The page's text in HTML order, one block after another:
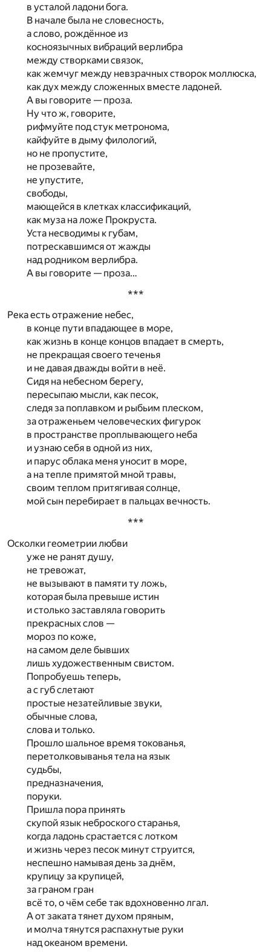
в усталой ладони бога.
В начале была не словесность,
а слово, рождённое из
косноязычных вибраций верлибра
между створками связок,
как жемчуг между невзрачных створок моллюска,
как дух между сложенных вместе ладоней.
А вы говорите — проза.
Ну что ж, говорите,
рифмуйте под стук метронома,
кайфуйте в дыму филологий,
но не пропустите,
не прозевайте,
не упустите,
свободы,
мающейся в клетках классификаций,
как муза на ложе Прокруста.
Уста несводимы к губам,
потрескавшимся от жажды
над родником верлибра.
А вы говорите — проза…
***
Река есть отражение небес,
в конце пути впадающее в море,
как жизнь в конце концов впадает в смерть,
не прекращая своего теченья
и не давая дважды войти в неё.
Сидя на небесном берегу,
пересыпаю мысли, как песок,
следя за поплавком и рыбьим плеском,
за отраженьем человеческих фигурок
в пространстве проплывающего неба
и узнаю себя в одной из них,
и парус облака меня уносит в море,
а на тепле примятой мной травы,
своим теплом притягивая солнце,
мой сын перебирает в пальцах вечность.
***
Осколки геометрии любви
уже не ранят душу,
не тревожат,
не вызывают в памяти ту ложь,
которая была превыше истин
и столько заставляла говорить
прекрасных слов —
мороз по коже,
на самом деле бывших
лишь художественным свистом.
Попробуешь теперь,
а с губ слетают
простые незатейливые звуки,
обычные слова,
слова и только.
Прошло шальное время токованья,
перетолковыванья тела на язык
судьбы,
предназначения,
поруки.
Пришла пора принять
скупой язык неброского старанья,
когда ладонь срастается с лотком
и жизнь через песок минут струится,
неспешно намывая день за днём,
крупицу за крупицей,
за граном гран
всё то, о чём себе так вдохновенно лгал.
А от заката тянет духом пряным,
и молча тянутся распахнутые руки
над океаном времени.